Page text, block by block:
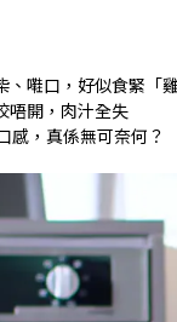
、嚡口，好似食緊「雞
唔開，肉汁全失
感，真係無可奈何？